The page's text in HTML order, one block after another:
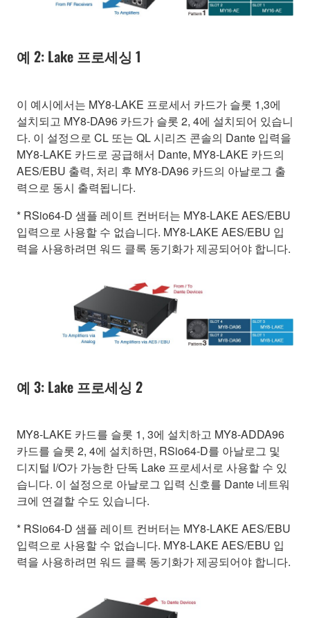
예 2: Lake 프로세싱 1
이 예시에서는 MY8-LAKE 프로세서 카드가 슬롯 1,3에
설치되고 MY8-DA96 카드가 슬롯 2, 4에 설치되어 있습니
다. 이 설정으로 CL 또는 QL 시리즈 콘솔의 Dante 입력을
MY8-LAKE 카드로 공급해서 Dante, MY8-LAKE 카드의
AES/EBU 출력, 처리 후 MY8-DA96 카드의 아날로그 출
력으로 동시 출력됩니다.
* RSio64-D 샘플 레이트 컨버터는 MY8-LAKE AES/EBU
입력으로 사용할 수 없습니다. MY8-LAKE AES/EBU 입
력을 사용하려면 워드 클록 동기화가 제공되어야 합니다.
예 3: Lake 프로세싱 2
MY8-LAKE 카드를 슬롯 1, 3에 설치하고 MY8-ADDA96
카드를 슬롯 2, 4에 설치하면, RSio64-D를 아날로그 및
디지털 I/O가 가능한 단독 Lake 프로세서로 사용할 수 있
습니다. 이 설정으로 아날로그 입력 신호를 Dante 네트워
크에 연결할 수도 있습니다.
* RSio64-D 샘플 레이트 컨버터는 MY8-LAKE AES/EBU
입력으로 사용할 수 없습니다. MY8-LAKE AES/EBU 입
력을 사용하려면 워드 클록 동기화가 제공되어야 합니다.